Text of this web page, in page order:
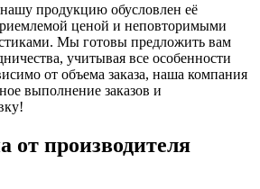
продукцию обусловлен её
ценой и неповторимыми
Мы готовы предложить вам
учитывая все особенности
от объема заказа, наша компания
выполнение заказов и
от производителя